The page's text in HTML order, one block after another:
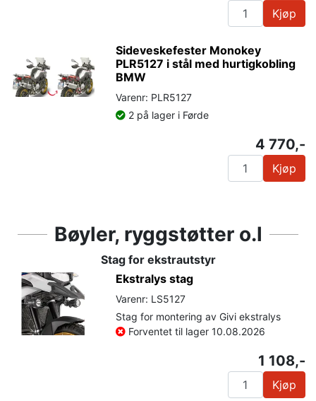
Kjøp
Sideveskefester Monokey
PLR5127 i stål med hurtigkobling
BMW
Varenr: PLR5127
2 på lager i Førde
4 770,-
Kjøp
Bøyler, ryggstøtter o.l
Stag for ekstrautstyr
Ekstralys stag
Varenr: LS5127
Stag for montering av Givi ekstralys
Forventet til lager 10.08.2026
1 108,-
Kjøp